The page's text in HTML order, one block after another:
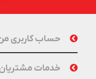
حساب کاربری
خدمات